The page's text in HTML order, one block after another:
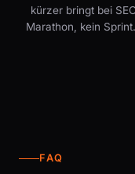
kürzer bringt bei
Marathon, kein
FAQ